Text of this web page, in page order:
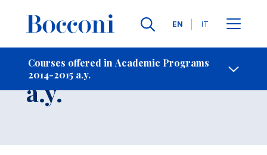
Languages
EN IT
Courses offered in Academic Programs
2014-2015 a.y.
- Contact Us
Course 2014-2015
a.y.